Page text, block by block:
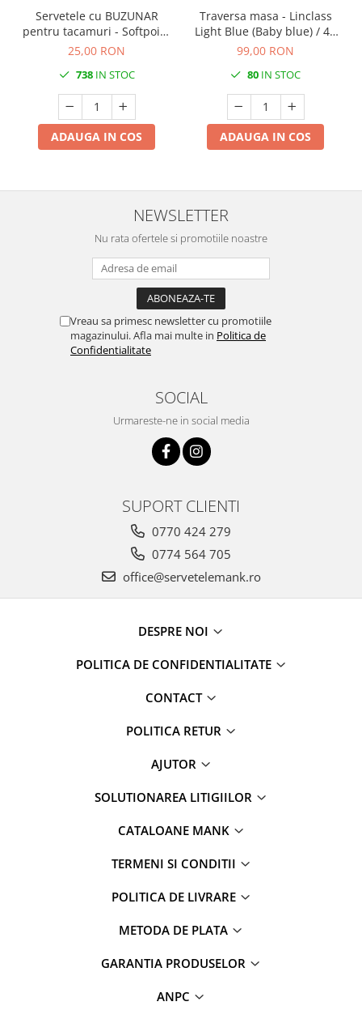
TEMATICA MARINA
TEMATICA MEDITERANEANA
TEMATICA BOTANICA / VEGETALA
TEMATICA RUSTICA
TEMATICA ROMANTICA
DECOR 1 & 8 MARTIE
DECOR PRIMAVARA
DECOR TOAMNA
DECOR IARNA
TEMATICA FLORALA
MINI BAX 1+1 GRATUIT
Servetele cu BUZUNAR
pentru tacamuri - Softpoint
(Alb) / 33 x 40 cm / 50 buc
25,00 RON
738IN STOC
ADAUGA IN COS
Traversa masa - Linclass
Light Blue (Baby blue) / 40
cm x 24 m / 1 rola
99,00 RON
80 IN STOC
ADAUGA IN COS
NEWSLETTER
Nu rata ofertele si promotiile noastre
Vreau sa primesc newsletter cu promotiile
magazinului. Afla mai multe in Politica de
Confidentialitate
SOCIAL
Urmareste-ne in social media
SUPORT CLIENTI
0770 424 279
0774 564 705
office@servetelemank.ro
DESPRE NOI
POLITICA DE CONFIDENTIALITATE
CONTACT
POLITICA RETUR
AJUTOR
SOLUTIONAREA LITIGIILOR
CATALOANE MANK
TERMENI SI CONDITII
POLITICA DE LIVRARE
METODA DE PLATA
GARANTIA PRODUSELOR
ANPC